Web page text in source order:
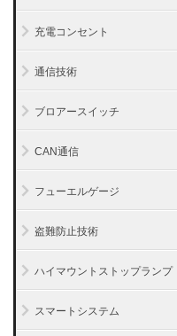
充電コンセント
通信技術
ブロアースイッチ
CAN通信
フューエルゲージ
盗難防止技術
ハイマウントストップランプ
スマートシステム